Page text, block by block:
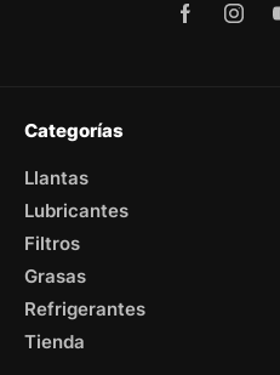
Categorías
Llantas
Lubricantes
Filtros
Grasas
Refrigerantes
Tienda